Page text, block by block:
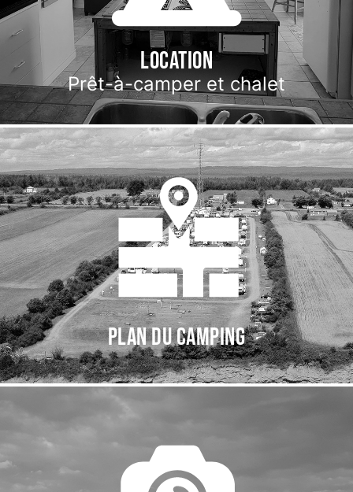
Location
Prêt-à-camper et chalet
Plan du camping